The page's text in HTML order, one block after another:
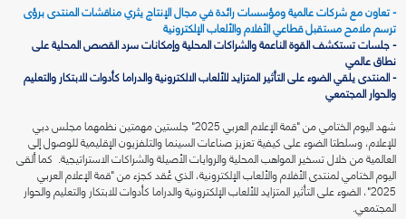
- تعاون مع شركات عالمية ومؤسسات رائدة في مجال الإنتاج يثري مناقشات المنتدى برؤى
ترسم ملامح مستقبل قطاعي الأفلام والألعاب الإلكترونية
- جلسات تستكشف القوة الناعمة والشراكات المحلية وإمكانات سرد القصص المحلية على
نطاق عالمي
- المنتدى يلقي الضوء على التأثير المتزايد للألعاب الالكترونية والدراما كأدوات للابتكار والتعليم
والحوار المجتمعي
شهد اليوم الختامي من "قمة الإعلام العربي 2025" جلستين مهمتين نظمهما مجلس دبي
للإعلام، وسلطتا الضوء على كيفية تعزيز صناعات السينما والتلفزيون الإقليمية للوصول إلى
العالمية من خلال تسخير المواهب المحلية والروايات الأصيلة والشراكات الاستراتيجية. كما ألقى
اليوم الختامي لمنتدى الأفلام والألعاب الإلكترونية، الذي عُقد كجزء من "قمة الإعلام العربي
2025"، الضوء على التأثير المتزايد للألعاب الإلكترونية والدراما كأدوات للابتكار والتعليم والحوار
المجتمعي.